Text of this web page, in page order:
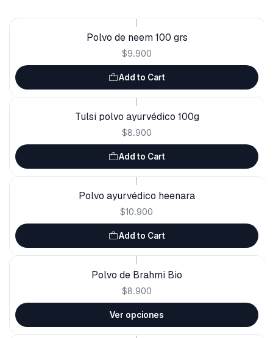
Polvo de neem 100 grs
$9.900
Add to Cart
Tulsi polvo ayurvédico 100g
$8.900
Add to Cart
Polvo ayurvédico heenara
$10.900
Add to Cart
Polvo de Brahmi Bio
$8.900
Ver opciones